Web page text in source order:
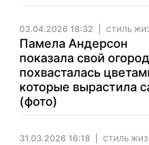
03.04.2026 18:32 СТИЛЬ
Памела Андерсон
показала свой
похвасталась
которые вырастила
(фото)
31.03.2026 16:18 СТИЛЬ